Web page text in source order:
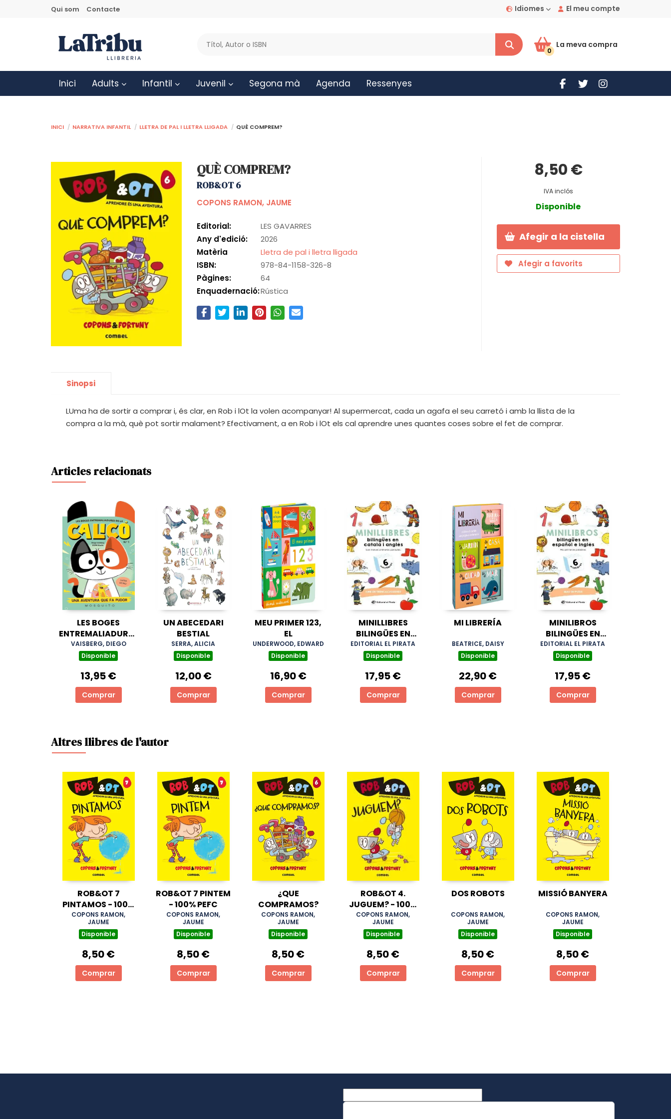
El meu compte
Idiomes
Qui som Contacte
La meva compra
0
Inici Adults Infantil Juvenil Segona mà Agenda Ressenyes
Inici Narrativa infantil Lletra de pal i lletra lligada QUÈ COMPREM?
QUÈ COMPREM?
ROB&OT 6
COPONS RAMON, JAUME
Editorial:
LES GAVARRES
Any d'edició:
2026
Matèria
Lletra de pal i lletra lligada
ISBN:
978-84-1158-326-8
Pàgines:
64
Enquadernació:Rústica
8,50 €
IVA inclós
Disponible
Afegir a la cistella
Afegir a favorits
Sinopsi
LUma ha de sortir a comprar i, és clar, en Rob i lOt la volen acompanyar! Al supermercat, cada un agafa el seu carretó i amb la llista de la
compra a la mà, què pot sortir malament? Efectivament, a en Rob i lOt els cal aprendre unes quantes coses sobre el fet de comprar.
Articles relacionats
LES BOGES
ENTREMALIADURES
DE LA CALICÓ (N1)
VAISBERG, DIEGO
Disponible
13,95 €
Comprar
UN ABECEDARI
BESTIAL
SERRA, ALICIA
Disponible
12,00 €
Comprar
MEU PRIMER 123,
EL
UNDERWOOD, EDWARD
Disponible
16,90 €
Comprar
MINILLIBRES
BILINGÜES EN
CATALÀ I ANGLÈS
EDITORIAL EL PIRATA
Disponible
17,95 €
Comprar
MI LIBRERÍA
BEATRICE, DAISY
Disponible
22,90 €
Comprar
MINILIBROS
BILINGÜES EN
ESPAÑOL E INGLÉS
EDITORIAL EL PIRATA
Disponible
17,95 €
Comprar
Altres llibres de l'autor
ROB&OT 7
PINTAMOS - 100%
PEFC
COPONS RAMON,
JAUME
Disponible
8,50 €
Comprar
ROB&OT 7 PINTEM
- 100% PEFC
COPONS RAMON,
JAUME
Disponible
8,50 €
Comprar
¿QUE
COMPRAMOS?
COPONS RAMON,
JAUME
Disponible
8,50 €
Comprar
ROB&OT 4.
JUGUEM? - 100%
PEFC
COPONS RAMON,
JAUME
Disponible
8,50 €
Comprar
DOS ROBOTS
COPONS RAMON,
JAUME
Disponible
8,50 €
Comprar
MISSIÓ BANYERA
COPONS RAMON,
JAUME
Disponible
8,50 €
Comprar